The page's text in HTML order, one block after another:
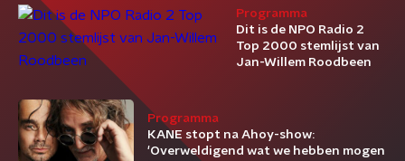
Programma
Dit is de NPO Radio 2
Top 2000 stemlijst van
Jan-Willem Roodbeen
Programma
KANE stopt na Ahoy-show:
'Overweldigend wat we hebben mogen